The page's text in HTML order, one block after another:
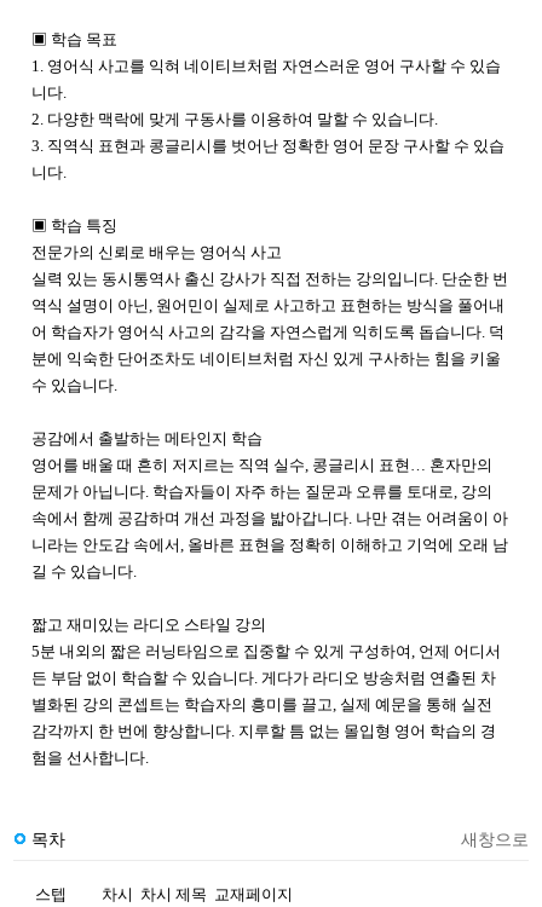
▣ 학습 목표
1. 영어식 사고를 익혀 네이티브처럼 자연스러운 영어 구사할 수 있습
니다.
2. 다양한 맥락에 맞게 구동사를 이용하여 말할 수 있습니다.
3. 직역식 표현과 콩글리시를 벗어난 정확한 영어 문장 구사할 수 있습
니다.
▣ 학습 특징
전문가의 신뢰로 배우는 영어식 사고
실력 있는 동시통역사 출신 강사가 직접 전하는 강의입니다. 단순한 번
역식 설명이 아닌, 원어민이 실제로 사고하고 표현하는 방식을 풀어내
어 학습자가 영어식 사고의 감각을 자연스럽게 익히도록 돕습니다. 덕
분에 익숙한 단어조차도 네이티브처럼 자신 있게 구사하는 힘을 키울
수 있습니다.
공감에서 출발하는 메타인지 학습
영어를 배울 때 흔히 저지르는 직역 실수, 콩글리시 표현… 혼자만의
문제가 아닙니다. 학습자들이 자주 하는 질문과 오류를 토대로, 강의
속에서 함께 공감하며 개선 과정을 밟아갑니다. 나만 겪는 어려움이 아
니라는 안도감 속에서, 올바른 표현을 정확히 이해하고 기억에 오래 남
길 수 있습니다.
짧고 재미있는 라디오 스타일 강의
5분 내외의 짧은 러닝타임으로 집중할 수 있게 구성하여, 언제 어디서
든 부담 없이 학습할 수 있습니다. 게다가 라디오 방송처럼 연출된 차
별화된 강의 콘셉트는 학습자의 흥미를 끌고, 실제 예문을 통해 실전
감각까지 한 번에 향상합니다. 지루할 틈 없는 몰입형 영어 학습의 경
험을 선사합니다.
목차 새창으로
스텝 차시 차시 제목 교재페이지